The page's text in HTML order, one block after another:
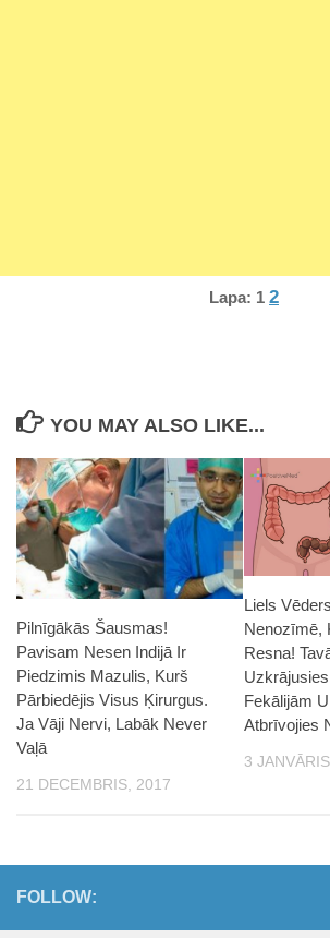
Lapa: 1 2
YOU MAY ALSO LIKE...
Pilnīgākās Šausmas!
Pavisam Nesen Indijā Ir
Piedzimis Mazulis, Kurš
Pārbiedējis Visus Ķirurgus.
Ja Vāji Nervi, Labāk Never
Vaļā
21 DECEMBRIS, 2017
Liels
Nenozīmē,
Resna!
Fekālijām
Atbrīvojies
3
FOLLOW: